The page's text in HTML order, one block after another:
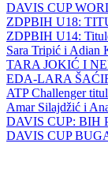
DAVIS CUP
ZDPBIH U18:
ZDPBIH U14:
Sara Tripić i Adian
TARA JOKIĆ I
EDA-LARA
ATP Challenger
Amar Silajdžić i
DAVIS CUP: BIH
DAVIS CUP